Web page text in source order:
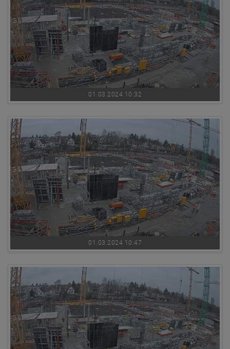
01.03.2024 10:32
01.03.2024 10:47